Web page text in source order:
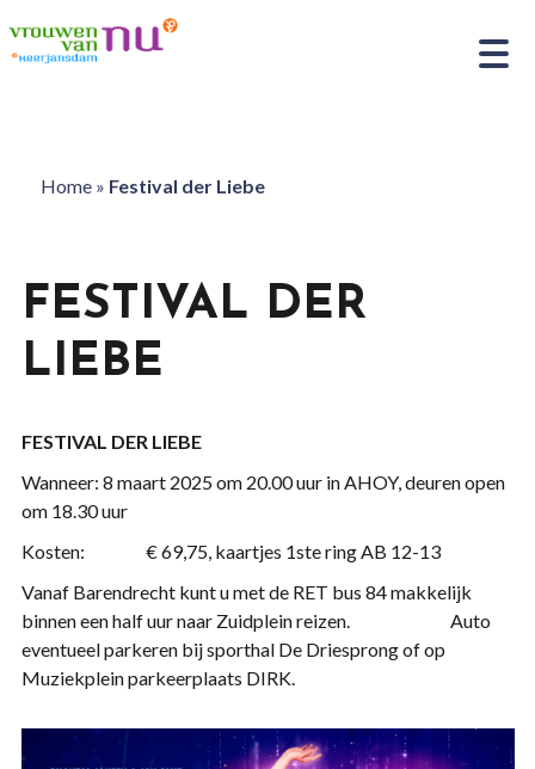
Home» Festival der Liebe
FESTIVAL DER
LIEBE
FESTIVAL DER LIEBE
Wanneer: 8 maart 2025 om 20.00 uur in AHOY, deuren open
om 18.30 uur
Kosten: € 69,75, kaartjes 1ste ring AB 12-13
Vanaf Barendrecht kunt u met de RET bus 84 makkelijk
binnen een half uur naar Zuidplein reizen. Auto
eventueel parkeren bij sporthal De Driesprong of op
Muziekplein parkeerplaats DIRK.